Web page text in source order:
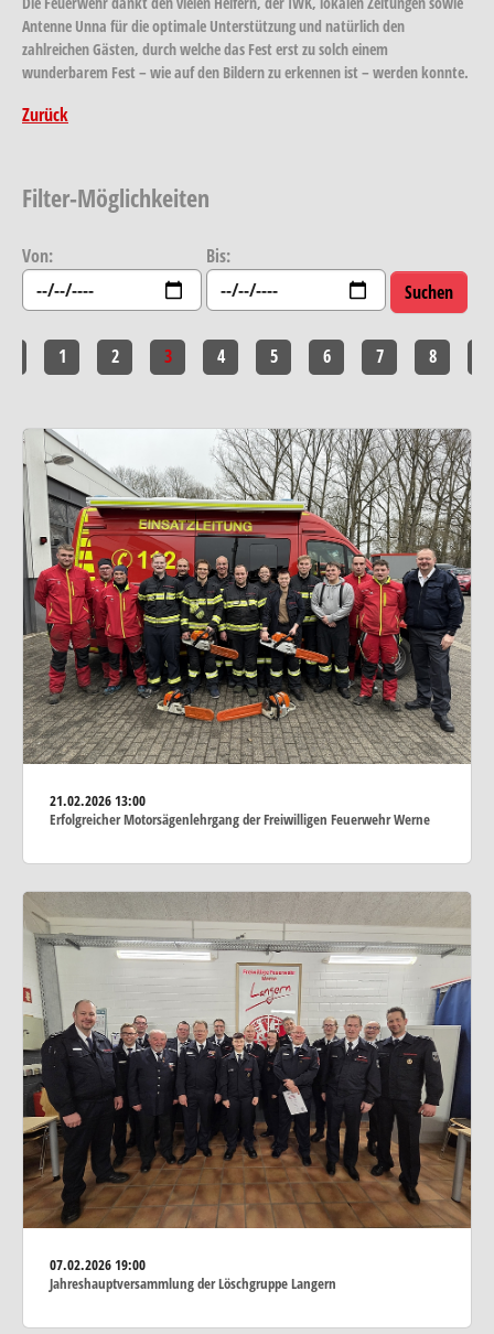
Antenne Unna für die optimale Unterstützung und natürlich den
zahlreichen Gästen, durch welche das Fest erst zu solch einem
wunderbarem Fest – wie auf den Bildern zu erkennen ist – werden konnte.
Zurück
Filter-Möglichkeiten
Von: Bis:
1 2 3 4 5 6 7 8
21.02.202613:00
Erfolgreicher Motorsägenlehrgang der Freiwilligen Feuerwehr Werne
07.02.202619:00
Jahreshauptversammlung der Löschgruppe Langern